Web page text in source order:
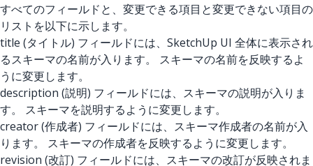
すべてのフィールドと、変更できる項目と変更できない項目の
リストを以下に示します。
title (タイトル) フィールドには、SketchUp UI 全体に表示され
るスキーマの名前が入ります。 スキーマの名前を反映するよ
うに変更します。
description (説明) フィールドには、スキーマの説明が入りま
す。 スキーマを説明するように変更します。
creator (作成者) フィールドには、スキーマ作成者の名前が入
ります。 スキーマの作成者を反映するように変更します。
revision (改訂) フィールドには、スキーマの改訂が反映されま